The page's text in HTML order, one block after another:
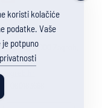
25, 10000 Zagreb,
080183668
koristi kolačiće
podatke. Vaše
potpuno